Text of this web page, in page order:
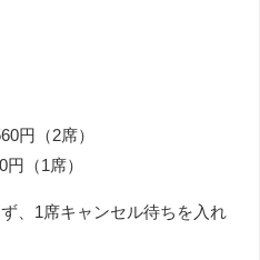
円（2席）
（1席）
、1席キャンセル待ちを入れ